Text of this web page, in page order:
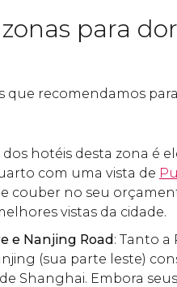
para
que recomendamos
dos hotéis desta zona é
com uma vista de
couber no seu
vistas da cidade.
e Nanjing Road: Tanto a
(sua parte leste)
Shanghai. Embora